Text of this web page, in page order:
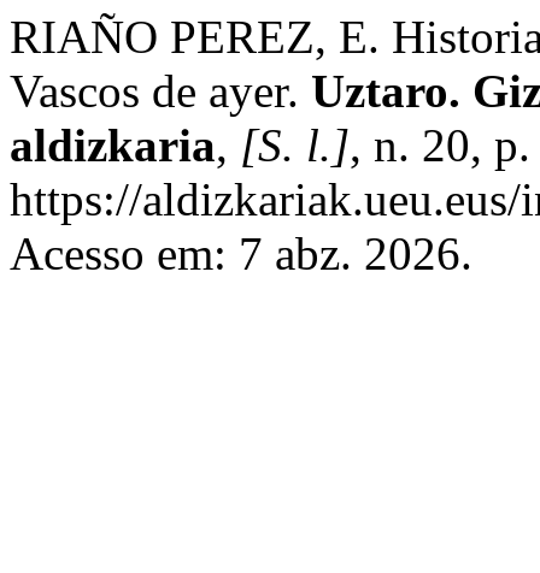
RIAÑO PEREZ, E.
Vascos de ayer. Uztaro.
aldizkaria, [S. l.], n. 20,
https://
Acesso em: 7 abz. 2026.